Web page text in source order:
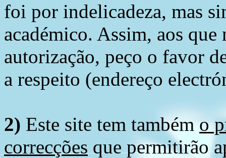
foi por indelicadeza, mas
académico. Assim, aos
autorização, peço o favor
a respeito (endereço
2) Este site tem também o
correcções que permitirão